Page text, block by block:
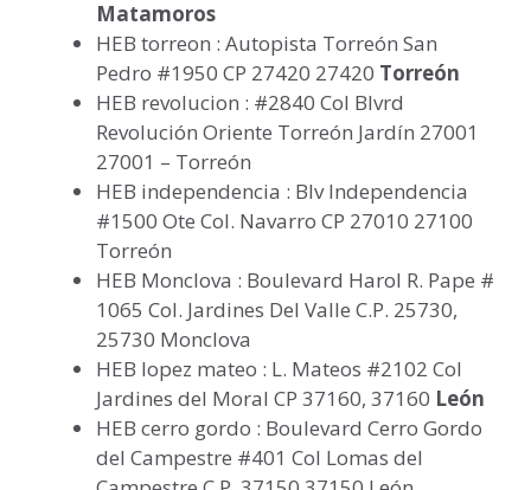
Matamoros
HEB torreon : Autopista Torreón San
Pedro #1950 CP 27420 27420 Torreón
HEB revolucion : #2840 Col Blvrd
Revolución Oriente Torreón Jardín 27001
27001 – Torreón
HEB independencia : Blv Independencia
#1500 Ote Col. Navarro CP 27010 27100
Torreón
HEB Monclova : Boulevard Harol R. Pape #
1065 Col. Jardines Del Valle C.P. 25730,
25730 Monclova
HEB lopez mateo : L. Mateos #2102 Col
Jardines del Moral CP 37160, 37160 León
HEB cerro gordo : Boulevard Cerro Gordo
del Campestre #401 Col Lomas del